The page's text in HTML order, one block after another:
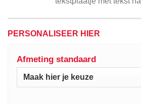
PERSONALISEER HIER
Afmeting standaard